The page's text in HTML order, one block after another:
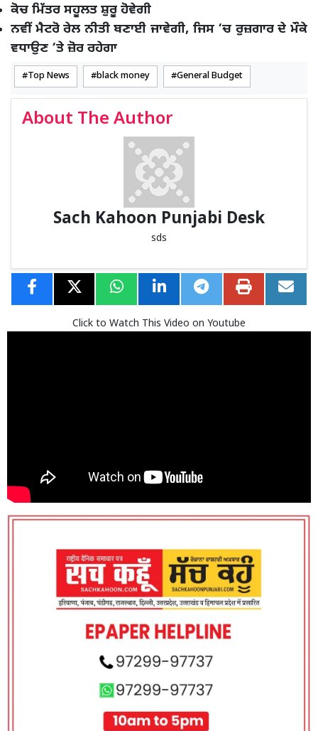
ਕੋਚ ਮਿੱਤਰ ਸਹੂਲਤ ਸ਼ੁਰੂ ਹੋਵੇਗੀ
ਨਵੀਂ ਮੈਟਰੋ ਰੇਲ ਨੀਤੀ ਬਣਾਈ ਜਾਵੇਗੀ, ਜਿਸ ‘ਚ ਰੁਜ਼ਗਾਰ ਦੇ ਮੌਕੇ
ਵਧਾਉਣ ‘ਤੇ ਜ਼ੋਰ ਰਹੇਗਾ
Top News black money General Budget
About The Author
Sach Kahoon Punjabi Desk
sds
Click to Watch This Video on Youtube